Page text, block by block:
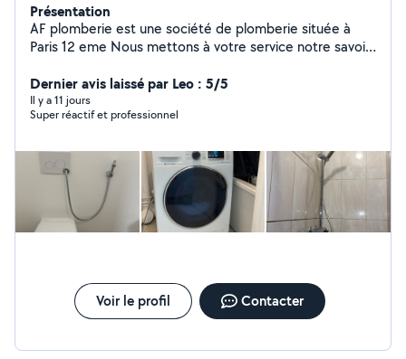
Présentation
AF plomberie est une société de plomberie située à
Paris 12 eme Nous mettons à votre service notre savoir-
installation, dépannage et entretien de plomberie. Nos
prestations couvrent : Réparation de fuites d'eau
Installation et entretien de chauffe-eau Rénovation de
rapide et urgent Pourquoi nous choisir ? Intervention
rapide et soignée Devis clair et transparent Artisan de
confiance avec plusieurs années d'expérience Service
disponible 7j/7 pour vos urgences Nous intervenons à
Paris et dans les environs îles de France
Dernier avis laissé par Leo : 5/5
Il y a 11 jours
Super réactif et professionnel
Voir le profil Contacter